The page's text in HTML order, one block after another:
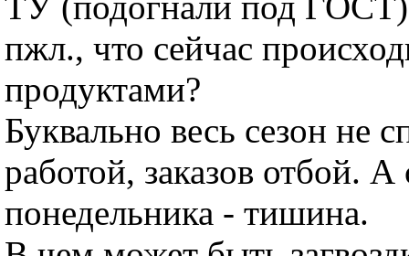
пжл., что сейчас
продуктами?
Буквально весь сезон не
работой, заказов отбой. А
понедельника - тишина.